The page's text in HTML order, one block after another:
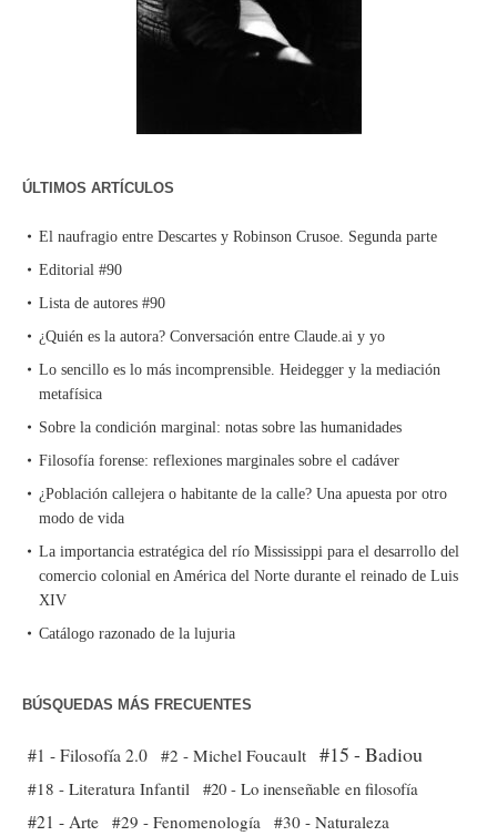
ÚLTIMOS ARTÍCULOS
El naufragio entre Descartes y Robinson Crusoe. Segunda parte
Editorial #90
Lista de autores #90
¿Quién es la autora? Conversación entre Claude.ai y yo
Lo sencillo es lo más incomprensible. Heidegger y la mediación
metafísica
Sobre la condición marginal: notas sobre las humanidades
Filosofía forense: reflexiones marginales sobre el cadáver
¿Población callejera o habitante de la calle? Una apuesta por otro
modo de vida
La importancia estratégica del río Mississippi para el desarrollo del
comercio colonial en América del Norte durante el reinado de Luis
XIV
Catálogo razonado de la lujuria
BÚSQUEDAS MÁS FRECUENTES
#1 - Filosofía 2.0 #2 - Michel Foucault #15 - Badiou
#18 - Literatura Infantil #20 - Lo inenseñable en filosofía
#21 - Arte #29 - Fenomenología
#30 - Naturaleza